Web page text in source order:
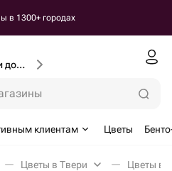
в 1300+ городах
Введите город, улицу и дом доставки
клиентам Цветы
Цветы в Твери Цветы в